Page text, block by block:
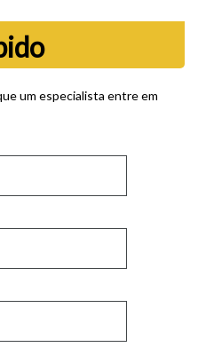
um especialista entre em